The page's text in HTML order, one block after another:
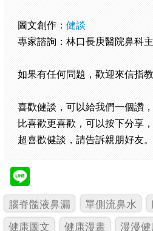
圖文創作： 健談
專家諮詢：林口長庚醫院鼻科
如果有任何問題，歡迎來信指
喜歡健談，可以給我們一個讚，
比喜歡更喜歡，可以按下分享，
超喜歡健談，請告訴親朋好友。
腦脊髓液鼻漏 單側流鼻水
健康圖文
健康漫畫 漫漫